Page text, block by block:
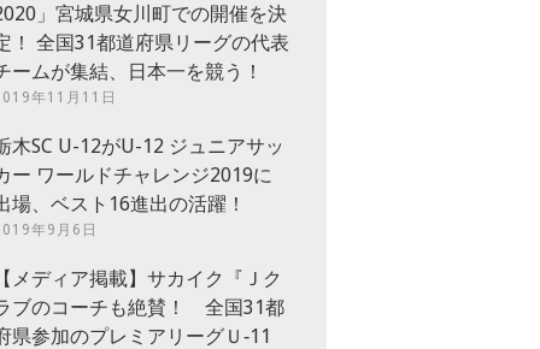
」宮城県女川町での開催を決
！ 全国31都道府県リーグの代表
ームが集結、日本一を競う！
年11月11日
木SC U-12がU-12 ジュニアサッ
ー ワールドチャレンジ2019に
場、ベスト16進出の活躍！
年9月6日
メディア掲載】サカイク『Ｊク
ブのコーチも絶賛！ 全国31都
県参加のプレミアリーグＵ‐11